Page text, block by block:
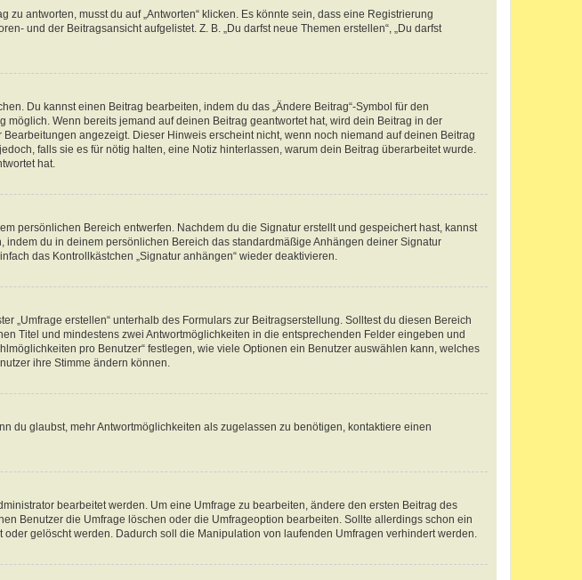
antworten, musst du auf „Antworten“ klicken. Es könnte sein, dass eine Registrierung
und der Beitragsansicht aufgelistet. Z. B. „Du darfst neue Themen erstellen“, „Du darfst
Du kannst einen Beitrag bearbeiten, indem du das „Ändere Beitrag“-Symbol für den
Wenn bereits jemand auf deinen Beitrag geantwortet hat, wird dein Beitrag in der
angezeigt. Dieser Hinweis erscheint nicht, wenn noch niemand auf deinen Beitrag
falls sie es für nötig halten, eine Notiz hinterlassen, warum dein Beitrag überarbeitet wurde.
hat.
persönlichen Bereich entwerfen. Nachdem du die Signatur erstellt und gespeichert hast, kannst
du in deinem persönlichen Bereich das standardmäßige Anhängen deiner Signatur
das Kontrollkästchen „Signatur anhängen“ wieder deaktivieren.
„Umfrage erstellen“ unterhalb des Formulars zur Beitragserstellung. Solltest du diesen Bereich
Titel und mindestens zwei Antwortmöglichkeiten in die entsprechenden Felder eingeben und
pro Benutzer“ festlegen, wie viele Optionen ein Benutzer auswählen kann, welches
ihre Stimme ändern können.
du glaubst, mehr Antwortmöglichkeiten als zugelassen zu benötigen, kontaktiere einen
bearbeitet werden. Um eine Umfrage zu bearbeiten, ändere den ersten Beitrag des
Benutzer die Umfrage löschen oder die Umfrageoption bearbeiten. Sollte allerdings schon ein
gelöscht werden. Dadurch soll die Manipulation von laufenden Umfragen verhindert werden.